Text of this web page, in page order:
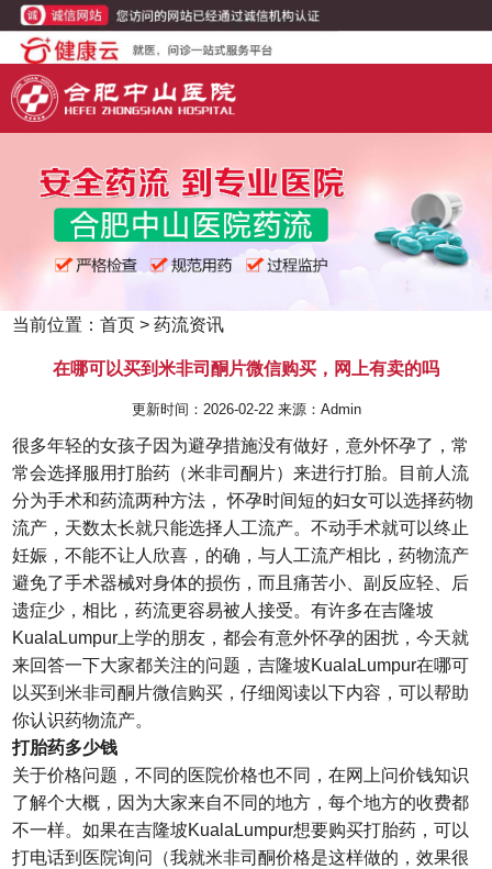
当前位置：首页 >药流资讯
在哪可以买到米非司酮片微信购买，网上有卖的吗
更新时间：2026-02-22 来源：Admin
很多年轻的女孩子因为避孕措施没有做好，意外怀孕了，常
常会选择服用打胎药（米非司酮片）来进行打胎。目前人流
分为手术和药流两种方法， 怀孕时间短的妇女可以选择药物
流产，天数太长就只能选择人工流产。不动手术就可以终止
妊娠，不能不让人欣喜，的确，与人工流产相比，药物流产
避免了手术器械对身体的损伤，而且痛苦小、副反应轻、后
遗症少，相比，药流更容易被人接受。有许多在吉隆坡
KualaLumpur上学的朋友，都会有意外怀孕的困扰，今天就
来回答一下大家都关注的问题，吉隆坡KualaLumpur在哪可
以买到米非司酮片微信购买，仔细阅读以下内容，可以帮助
你认识药物流产。
打胎药多少钱
关于价格问题，不同的医院价格也不同，在网上问价钱知识
了解个大概，因为大家来自不同的地方，每个地方的收费都
不一样。如果在吉隆坡KualaLumpur想要购买打胎药，可以
打电话到医院询问（我就米非司酮价格是这样做的，效果很